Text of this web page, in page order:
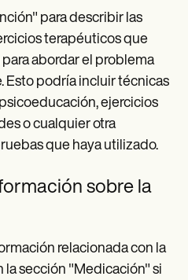
para describir las
terapéuticos que
abordar el problema
Esto podría incluir técnicas
ejercicios
o cualquier otra
que haya utilizado.
sobre la
relacionada con la
sección "Medicación" si